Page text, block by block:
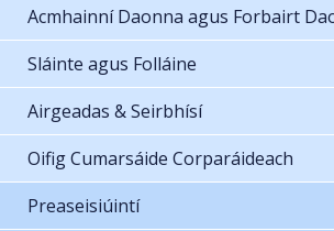
Acmhainní Daonna agus Forbairt
Sláinte agus Folláine
Airgeadas & Seirbhísí
Oifig Cumarsáide Corparáideach
Preaseisiúintí